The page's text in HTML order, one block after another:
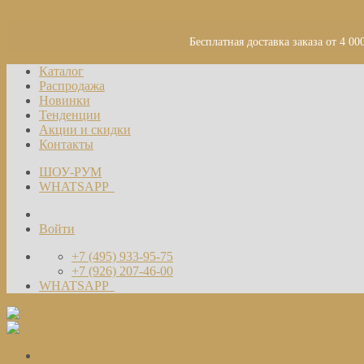
Бесплатная доставка заказа от 4
Каталог
Распродажа
Новинки
Тенденции
Акции и скидки
Контакты
ШОУ-РУМ
WHATSAPP
Войти
+7 (495) 933-95-75
+7 (926) 207-46-00
WHATSAPP